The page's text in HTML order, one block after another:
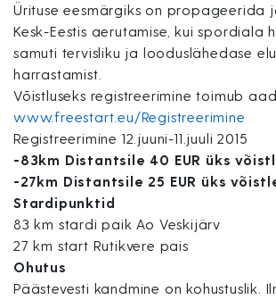
Ürituse eesmärgiks on propageerida
Kesk-Eestis aerutamise, kui spordiala
samuti tervisliku ja looduslähedase
harrastamist.
Võistluseks registreerimine toimub
www.freestart.eu/Registreerimine
Registreerimine 12.juuni-11.juuli 2015
-83km Distantsile 40 EUR üks
-27km Distantsile 25 EUR üks
Stardipunktid
83 km stardi paik Ao Veskijärv
27 km start Rutikvere pais
Ohutus
Päästevesti kandmine on kohustuslik.